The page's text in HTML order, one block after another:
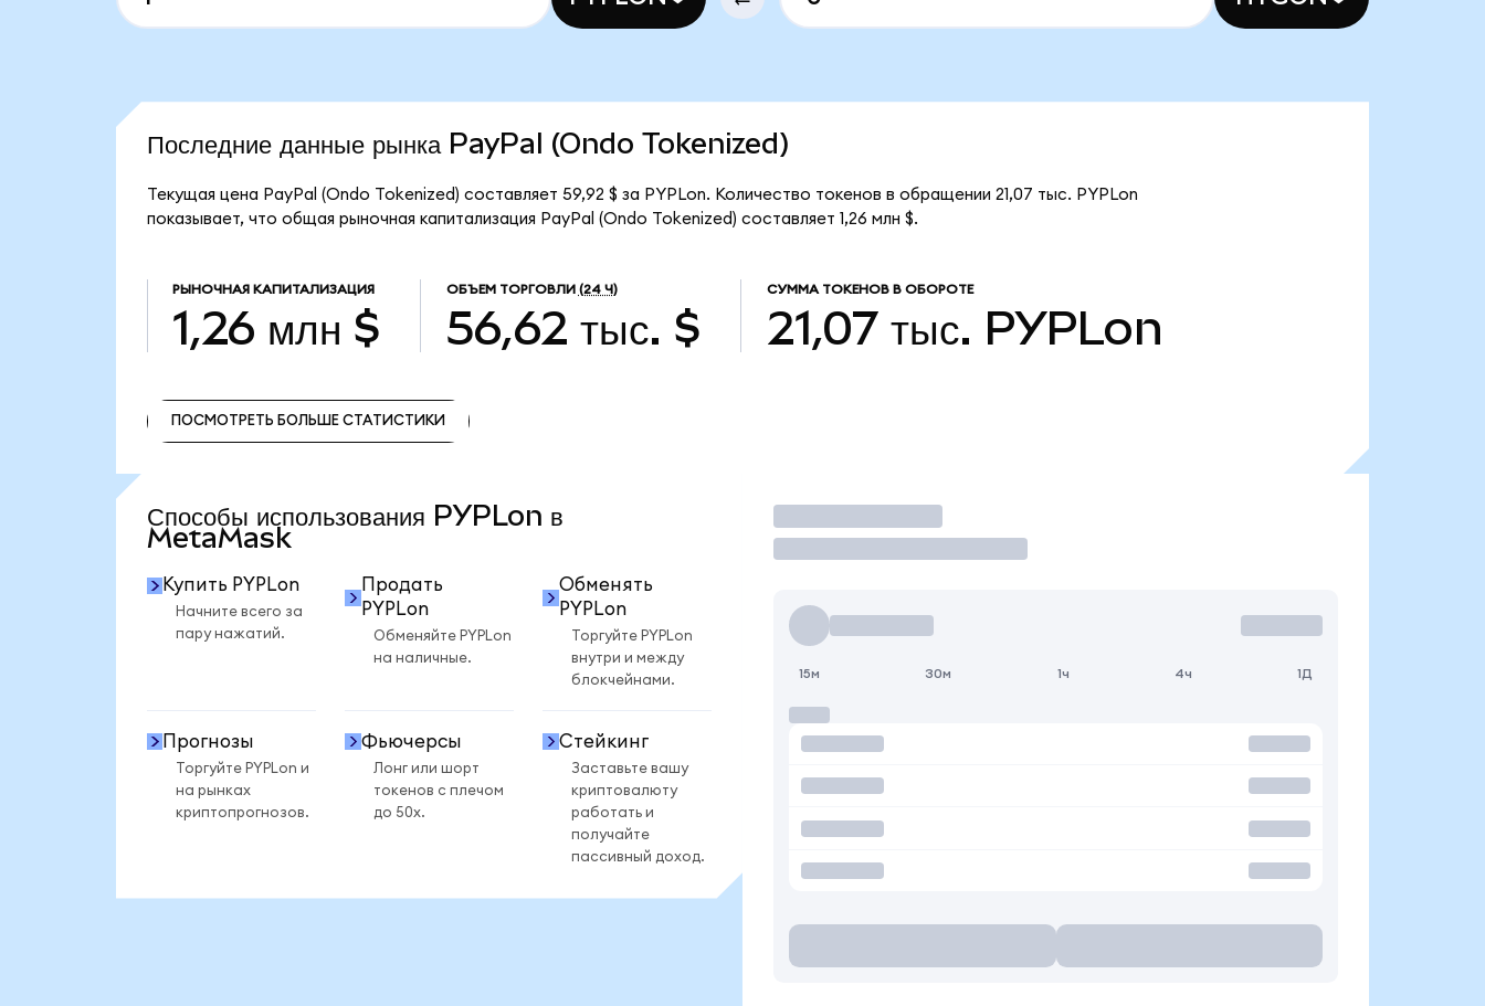
Последние данные рынка PayPal (Ondo Tokenized)
Текущая цена PayPal (Ondo Tokenized) составляет 59,92 $ за PYPLon. Количество токенов в обращении 21,07 тыс. PYPLon
показывает, что общая рыночная капитализация PayPal (Ondo Tokenized) составляет 1,26 млн $.
РЫНОЧНАЯ КАПИТАЛИЗАЦИЯ
1,26 млн $
ОБЪЕМ ТОРГОВЛИ (24 Ч)
56,62 тыс. $
СУММА ТОКЕНОВ В ОБОРОТЕ
21,07 тыс. PYPLon
ПОСМОТРЕТЬ БОЛЬШЕ СТАТИСТИКИ
Способы использования PYPLon в
MetaMask
Купить PYPLon
Начните всего за
пару нажатий.
Продать
PYPLon
Обменяйте PYPLon
на наличные.
Обменять
PYPLon
Торгуйте PYPLon
внутри и между
блокчейнами.
Прогнозы
Торгуйте PYPLon и
на рынках
криптопрогнозов.
Фьючерсы
Лонг или шорт
токенов с плечом
до 50x.
Стейкинг
Заставьте вашу
криптовалюту
работать и
получайте
пассивный доход.
Торговать
15м 30м 1ч 4ч 1Д